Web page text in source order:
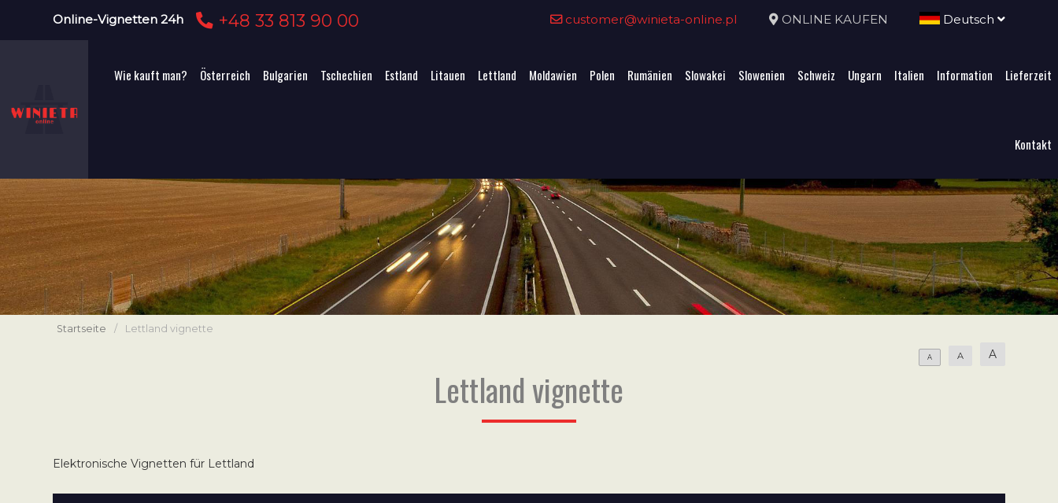
Online-Vignetten 24h +48 33 813 90 00 customer@winieta-online.pl ONLINE KAUFEN Deutsch
Wie kauft man? Österreich Bulgarien Tschechien Estland Litauen Lettland Moldawien Polen Rumänien Slowakei Slowenien Schweiz Ungarn Italien Information Lieferzeit
Kontakt
Startseite / Lettland vignette
A A A
Lettland vignette
Elektronische Vignetten für Lettland